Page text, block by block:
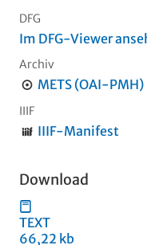
DFG
Im DFG-Viewer
Archiv
METS (OAI-PMH)
IIIF
IIIF-Manifest
Download
TEXT
66,22 kb